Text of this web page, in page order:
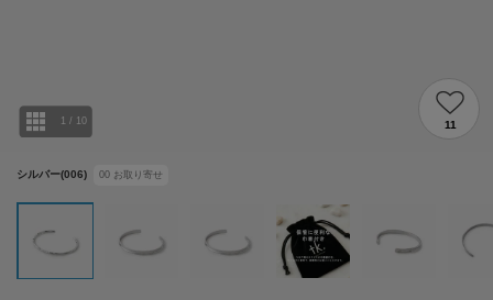
シルバー(006) 00 お取り寄せ
1 / 10 11